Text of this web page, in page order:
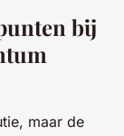
bij
maar de